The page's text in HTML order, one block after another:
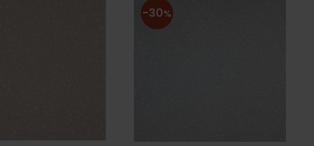
30%